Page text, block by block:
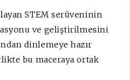
STEM serüveninin
ve geliştirilmesini
dinlemeye hazır
bu maceraya ortak